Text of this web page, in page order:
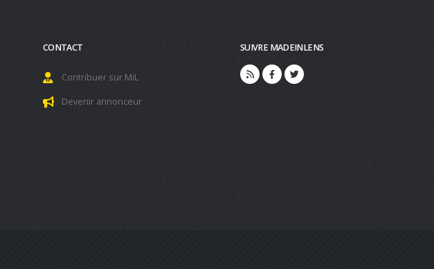
CONTACT
Contribuer sur MiL
Devenir annonceur
SUIVRE MADEINLENS